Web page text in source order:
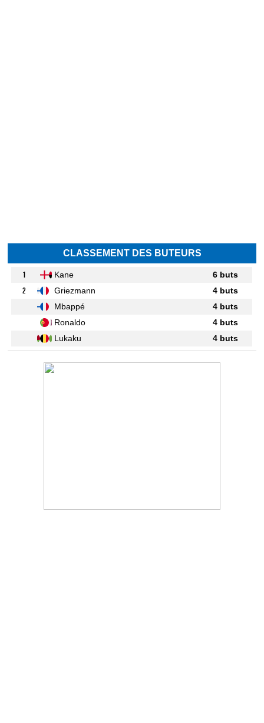
CLASSEMENT DES BUTEURS
1 Kane
6 buts
2
Griezmann
4 buts
Mbappé
4 buts
Ronaldo
4 buts
Lukaku
4 buts